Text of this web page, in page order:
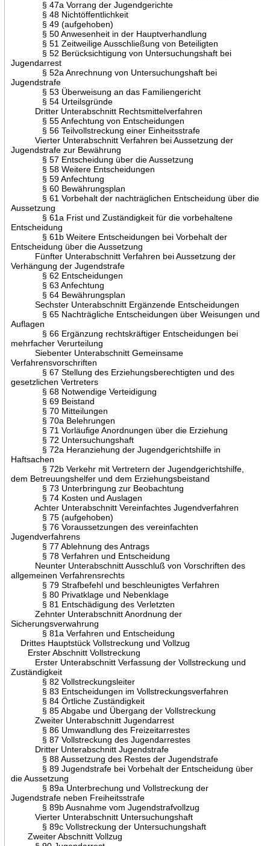
§ 47a Vorrang der Jugendgerichte
§ 48 Nichtöffentlichkeit
§ 49 (aufgehoben)
§ 50 Anwesenheit in der Hauptverhandlung
§ 51 Zeitweilige Ausschließung von Beteiligten
§ 52 Berücksichtigung von Untersuchungshaft bei
Jugendarrest
§ 52a Anrechnung von Untersuchungshaft bei
Jugendstrafe
§ 53 Überweisung an das Familiengericht
§ 54 Urteilsgründe
Dritter Unterabschnitt Rechtsmittelverfahren
§ 55 Anfechtung von Entscheidungen
§ 56 Teilvollstreckung einer Einheitsstrafe
Vierter Unterabschnitt Verfahren bei Aussetzung der
Jugendstrafe zur Bewährung
§ 57 Entscheidung über die Aussetzung
§ 58 Weitere Entscheidungen
§ 59 Anfechtung
§ 60 Bewährungsplan
§ 61 Vorbehalt der nachträglichen Entscheidung über die
Aussetzung
§ 61a Frist und Zuständigkeit für die vorbehaltene
Entscheidung
§ 61b Weitere Entscheidungen bei Vorbehalt der
Entscheidung über die Aussetzung
Fünfter Unterabschnitt Verfahren bei Aussetzung der
Verhängung der Jugendstrafe
§ 62 Entscheidungen
§ 63 Anfechtung
§ 64 Bewährungsplan
Sechster Unterabschnitt Ergänzende Entscheidungen
§ 65 Nachträgliche Entscheidungen über Weisungen und
Auflagen
§ 66 Ergänzung rechtskräftiger Entscheidungen bei
mehrfacher Verurteilung
Siebenter Unterabschnitt Gemeinsame
Verfahrensvorschriften
§ 67 Stellung des Erziehungsberechtigten und des
gesetzlichen Vertreters
§ 68 Notwendige Verteidigung
§ 69 Beistand
§ 70 Mitteilungen
§ 70a Belehrungen
§ 71 Vorläufige Anordnungen über die Erziehung
§ 72 Untersuchungshaft
§ 72a Heranziehung der Jugendgerichtshilfe in
Haftsachen
§ 72b Verkehr mit Vertretern der Jugendgerichtshilfe,
dem Betreuungshelfer und dem Erziehungsbeistand
§ 73 Unterbringung zur Beobachtung
§ 74 Kosten und Auslagen
Achter Unterabschnitt Vereinfachtes Jugendverfahren
§ 75 (aufgehoben)
§ 76 Voraussetzungen des vereinfachten
Jugendverfahrens
§ 77 Ablehnung des Antrags
§ 78 Verfahren und Entscheidung
Neunter Unterabschnitt Ausschluß von Vorschriften des
allgemeinen Verfahrensrechts
§ 79 Strafbefehl und beschleunigtes Verfahren
§ 80 Privatklage und Nebenklage
§ 81 Entschädigung des Verletzten
Zehnter Unterabschnitt Anordnung der
Sicherungsverwahrung
§ 81a Verfahren und Entscheidung
Drittes Hauptstück Vollstreckung und Vollzug
Erster Abschnitt Vollstreckung
Erster Unterabschnitt Verfassung der Vollstreckung und
Zuständigkeit
§ 82 Vollstreckungsleiter
§ 83 Entscheidungen im Vollstreckungsverfahren
§ 84 Örtliche Zuständigkeit
§ 85 Abgabe und Übergang der Vollstreckung
Zweiter Unterabschnitt Jugendarrest
§ 86 Umwandlung des Freizeitarrestes
§ 87 Vollstreckung des Jugendarrestes
Dritter Unterabschnitt Jugendstrafe
§ 88 Aussetzung des Restes der Jugendstrafe
§ 89 Jugendstrafe bei Vorbehalt der Entscheidung über
die Aussetzung
§ 89a Unterbrechung und Vollstreckung der
Jugendstrafe neben Freiheitsstrafe
§ 89b Ausnahme vom Jugendstrafvollzug
Vierter Unterabschnitt Untersuchungshaft
§ 89c Vollstreckung der Untersuchungshaft
Zweiter Abschnitt Vollzug